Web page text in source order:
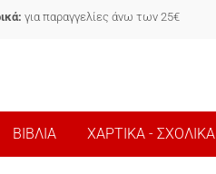
για παραγγελίες άνω των 25€
ΒΙΒΛΙΑ ΧΑΡΤΙΚΑ - ΣΧΟΛΙΚΑ